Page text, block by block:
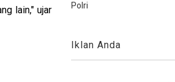
lain," ujar
Polri
Iklan Anda